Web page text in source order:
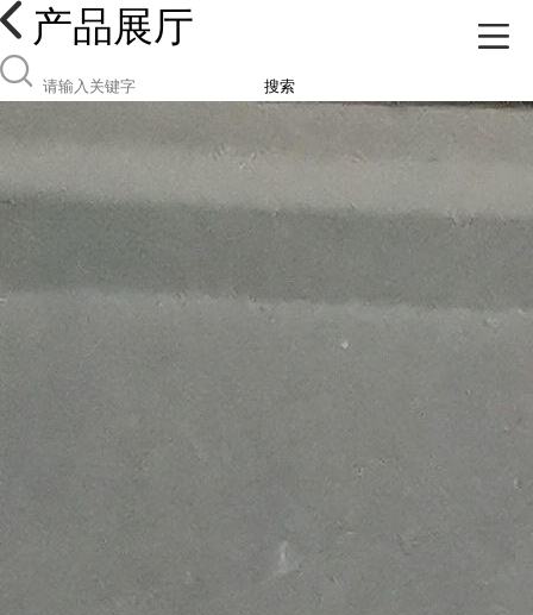
产品展厅
搜索